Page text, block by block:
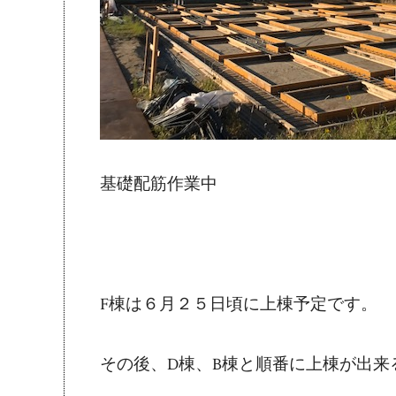
基礎配筋作業中
F棟は６月２５日頃に上棟予定です。
その後、D棟、B棟と順番に上棟が出